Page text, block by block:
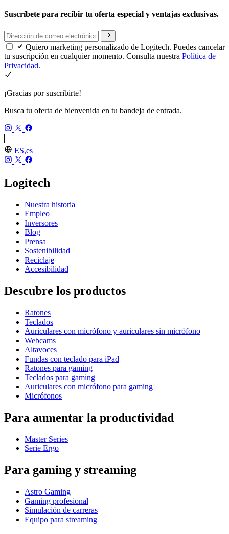
Suscríbete para recibir tu oferta especial y ventajas exclusivas.
Quiero marketing personalizado de Logitech. Puedes cancelar
tu suscripción en cualquier momento. Consulta nuestra Política de
Privacidad.
¡Gracias por suscribirte!
Busca tu oferta de bienvenida en tu bandeja de entrada.
ES,es
Logitech
Nuestra historia
Empleo
Inversores
Blog
Prensa
Sostenibilidad
Reciclaje
Accesibilidad
Descubre los productos
Ratones
Teclados
Auriculares con micrófono y auriculares sin micrófono
Webcams
Altavoces
Fundas con teclado para iPad
Ratones para gaming
Teclados para gaming
Auriculares con micrófono para gaming
Micrófonos
Para aumentar la productividad
Master Series
Serie Ergo
Para gaming y streaming
Astro Gaming
Gaming profesional
Simulación de carreras
Equipo para streaming